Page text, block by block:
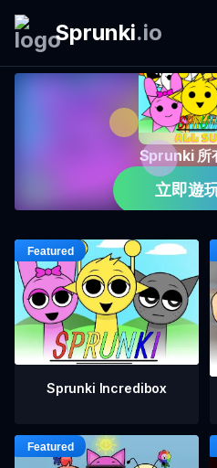
Sprunki.io
Sprunki 所
立即遊
Sprunki Incredibox